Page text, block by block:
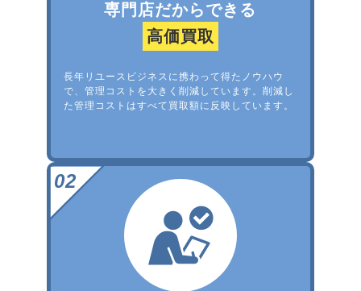
専門店だからできる
高価買取
長年リユースビジネスに携わって得たノウハウ
で、管理コストを大きく削減しています。削減し
た管理コストはすべて買取額に反映しています。